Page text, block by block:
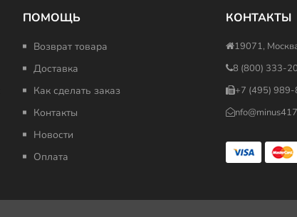
ПОМОЩЬ
Возврат товара
Доставка
Как сделать заказ
Контакты
Новости
Оплата
КОНТАКТЫ
19071,
8 (800) 333-
+7 (495)